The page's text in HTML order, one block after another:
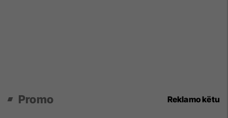
Promo Reklamo këtu